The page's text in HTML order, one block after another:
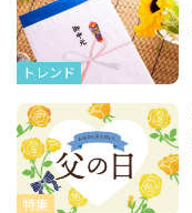
トレンド
特集